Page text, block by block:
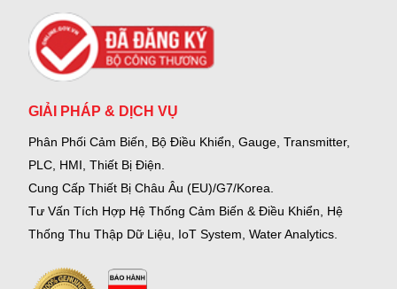
GIẢI PHÁP & DỊCH VỤ
Phân Phối Cảm Biến, Bộ Điều Khiển, Gauge, Transmitter,
PLC, HMI, Thiết Bị Điện.
Cung Cấp Thiết Bị Châu Âu (EU)/G7/Korea.
Tư Vấn Tích Hợp Hệ Thống Cảm Biến & Điều Khiển, Hệ
Thống Thu Thập Dữ Liệu, IoT System, Water Analytics.